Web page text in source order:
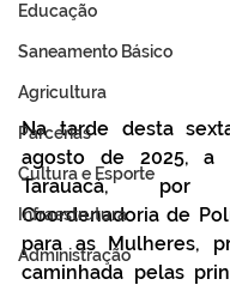
Educação
Saneamento Básico
Agricultura
Parcerias
Cultura e Esporte
Infraestrutura
Administração
Na tarde desta
agosto de 2025, a
Tarauacá,
Coordenadoria de
para as Mulheres,
caminhada pelas